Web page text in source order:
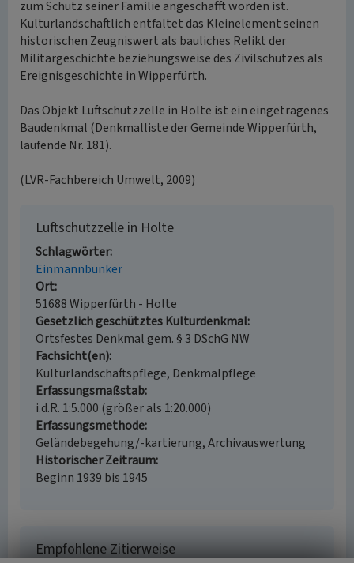
zum Schutz seiner Familie angeschafft worden ist.
Kulturlandschaftlich entfaltet das Kleinelement seinen
historischen Zeugniswert als bauliches Relikt der
Militärgeschichte beziehungsweise des Zivilschutzes als
Ereignisgeschichte in Wipperfürth.
Das Objekt Luftschutzzelle in Holte ist ein eingetragenes
Baudenkmal (Denkmalliste der Gemeinde Wipperfürth,
laufende Nr. 181).
(LVR-Fachbereich Umwelt, 2009)
Luftschutzzelle in Holte
Schlagwörter
Einmannbunker
Ort
51688 Wipperfürth - Holte
Gesetzlich geschütztes Kulturdenkmal
Ortsfestes Denkmal gem. § 3 DSchG NW
Fachsicht(en)
Kulturlandschaftspflege, Denkmalpflege
Erfassungsmaßstab
i.d.R. 1:5.000 (größer als 1:20.000)
Erfassungsmethode
Geländebegehung/-kartierung, Archivauswertung
Historischer Zeitraum
Beginn 1939 bis 1945
Empfohlene Zitierweise